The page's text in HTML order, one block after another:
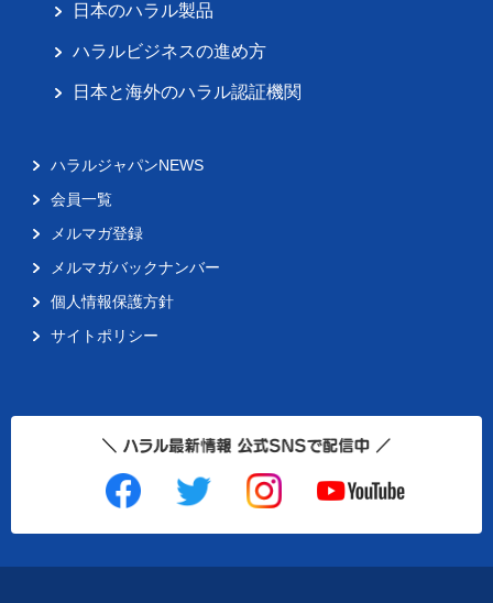
日本のハラル製品
ハラルビジネスの進め方
日本と海外のハラル認証機関
ハラルジャパンNEWS
会員一覧
メルマガ登録
メルマガバックナンバー
個人情報保護方針
サイトポリシー